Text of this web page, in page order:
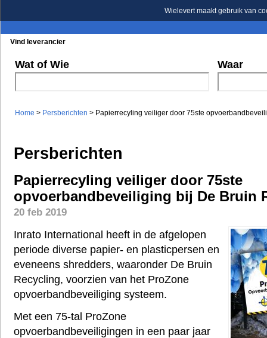
Wielevert maakt gebruik van
Vind leverancier
Wat of Wie Waar
Home > Persberichten > Papierrecyling veiliger door 75ste
Persberichten
Papierrecyling veiliger door 75ste
opvoerbandbeveiliging bij De Bruin
20 feb 2019
Inrato International heeft in de afgelopen
periode diverse papier- en plasticpersen en
eveneens shredders, waaronder De Bruin
Recycling, voorzien van het ProZone
opvoerbandbeveiliging systeem.
Met een 75-tal ProZone
opvoerbandbeveiligingen in een paar jaar